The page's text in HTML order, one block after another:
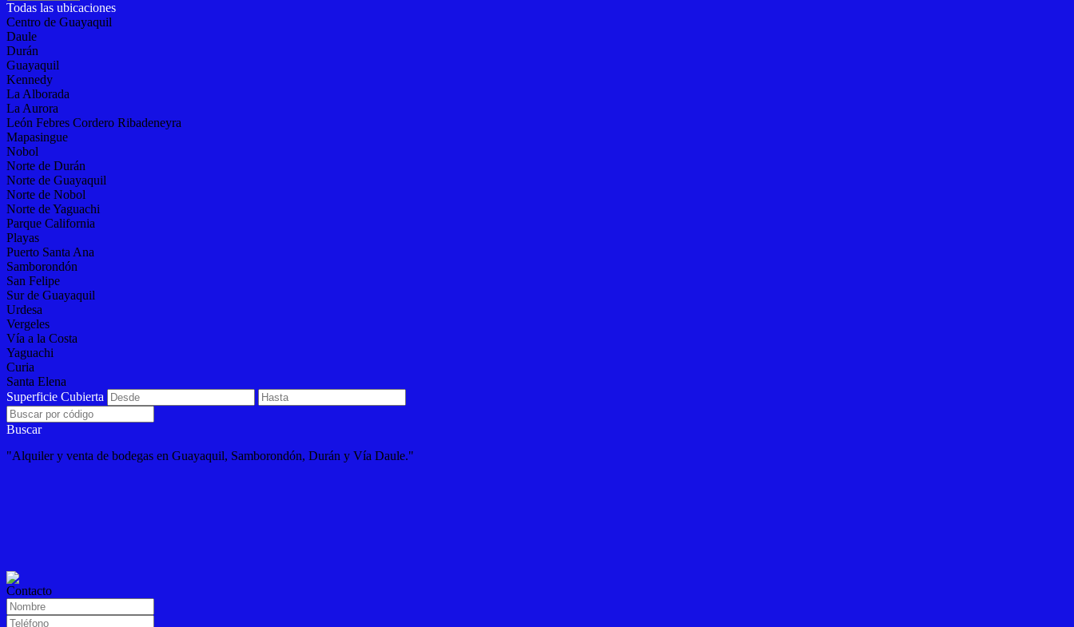
Todas las ubicaciones
Centro de Guayaquil
Daule
Durán
Guayaquil
Kennedy
La Alborada
La Aurora
León Febres Cordero Ribadeneyra
Mapasingue
Nobol
Norte de Durán
Norte de Guayaquil
Norte de Nobol
Norte de Yaguachi
Parque California
Playas
Puerto Santa Ana
Samborondón
San Felipe
Sur de Guayaquil
Urdesa
Vergeles
Vía a la Costa
Yaguachi
Curia
Santa Elena
Superficie Cubierta
Buscar
"Alquiler y venta de bodegas en Guayaquil, Samborondón, Durán y Vía Daule."
Contacto